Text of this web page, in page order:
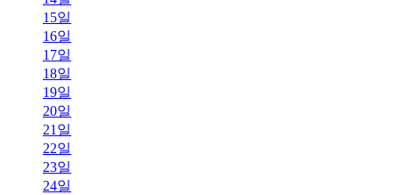
15일
16일
17일
18일
19일
20일
21일
22일
23일
24일